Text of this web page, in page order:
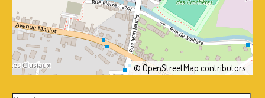
©OpenStreetMap contributors.